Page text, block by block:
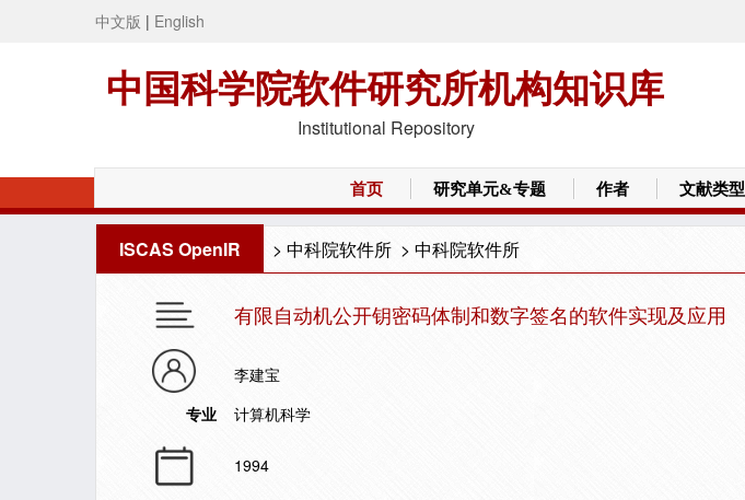
中文版 | English
中国科学院软件研究所机构知识库
Institutional Repository
首页 研究单元&专题 作者 文献类型
ISCAS OpenIR > 中科院软件所 > 中科院软件所
有限自动机公开钥密码体制和数字签名的软件实现及应用
李建宝
专业
计算机科学
1994